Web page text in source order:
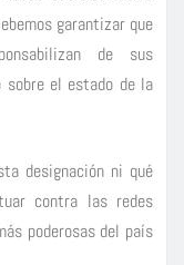
garantizar que
de sus
sobre el estado de la
designación ni qué
contra las redes
poderosas del país